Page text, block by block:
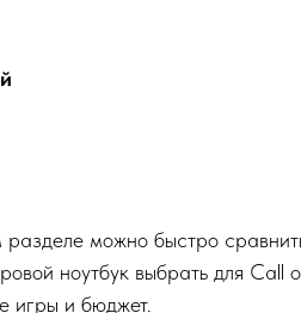
разделе можно быстро
ноутбук выбрать для
игры и бюджет.